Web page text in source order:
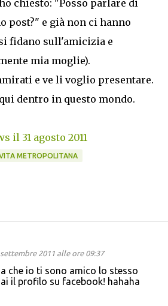
chiesto: "Posso parlare di
post?" e già non ci hanno
fidano sull'amicizia e
mia moglie).
e ve li voglio presentare.
dentro in questo mondo.
il 31 agosto 2011
METROPOLITANA
settembre 2011 alle ore 09:37
che io ti sono amico lo stesso
il profilo su facebook! hahaha